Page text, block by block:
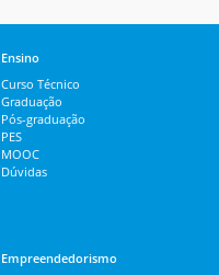
Ensino
Curso Técnico
Graduação
Pós-graduação
PES
MOOC
Dúvidas
Empreendedorismo